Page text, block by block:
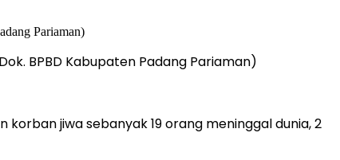
BPBD Kabupaten Padang Pariaman)
jiwa sebanyak 19 orang meninggal dunia, 2